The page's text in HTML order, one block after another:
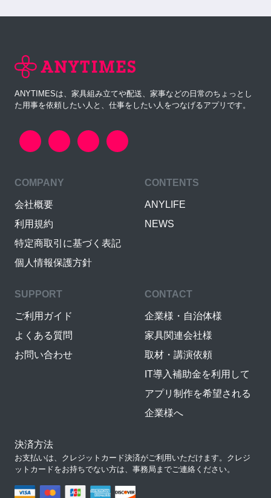
ANYTIMESは、家具組み立てや配送、家事などの日常のちょっとし
た用事を依頼したい人と、仕事をしたい人をつなげるアプリです。
COMPANY
会社概要
利用規約
特定商取引に基づく表記
個人情報保護方針
CONTENTS
ANYLIFE
NEWS
SUPPORT
ご利用ガイド
よくある質問
お問い合わせ
CONTACT
企業様・自治体様
家具関連会社様
取材・講演依頼
IT導入補助金を利用して
アプリ制作を希望される
企業様へ
決済方法
お支払いは、クレジットカード決済がご利用いただけます。クレジ
ットカードをお持ちでない方は、事務局までご連絡ください。